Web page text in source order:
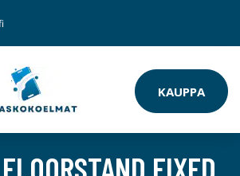
KAUPPA
FIXED